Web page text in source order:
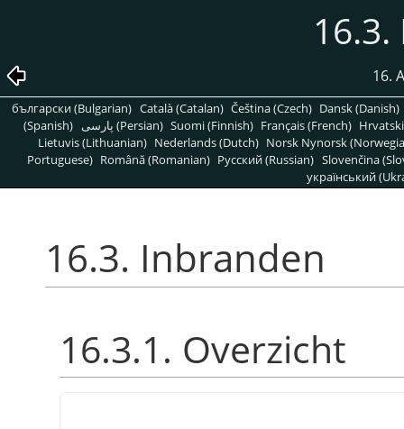
16.
български (Bulgarian) Català (Catalan) Čeština (Czech) Dansk (Danish)
(Spanish)
پارسی (Persian) Suomi (Finnish) Français (French)
Lietuvis (Lithuanian) Nederlands (Dutch) Norsk Nynorsk
Portuguese) Română (Romanian) Pусский (Russian) Slovenčina
український
16.3. Inbranden
16.3.1. Overzicht